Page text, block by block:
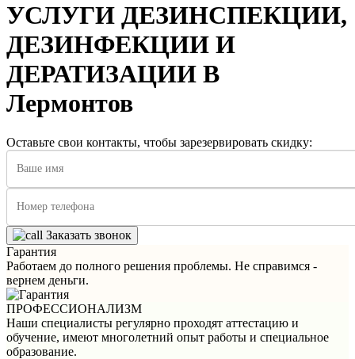
УСЛУГИ ДЕЗИНСПЕКЦИИ,
ДЕЗИНФЕКЦИИ И
ДЕРАТИЗАЦИИ В
Лермонтов
Оставьте свои контакты, чтобы зарезервировать скидку:
Заказать звонок
Гарантия
Работаем до полного решения проблемы. Не справимся -
вернем деньги.
ПРОФЕССИОНАЛИЗМ
Наши специалисты регулярно проходят аттестацию и
обучение, имеют многолетний опыт работы и специальное
образование.